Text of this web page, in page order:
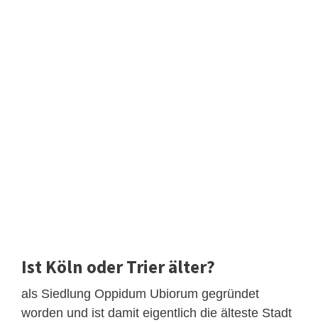
Ist Köln oder Trier älter?
als Siedlung Oppidum Ubiorum gegründet
worden und ist damit eigentlich die älteste Stadt